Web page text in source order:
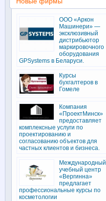
ООО «Аркон
Машинери» —
эксклюзивный
дистрибьютор
маркировочного
оборудования
GPSystems в Беларуси.
Курсы
бухгалтеров в
Гомеле
Компания
«ПроектМинск»
предоставляет
комплексные услуги по
проектированию и
согласованию объектов для
частных клиентов и бизнеса.
Международный
учебный центр
«Вергинна»
предлагает
профессиональные курсы по
косметологии